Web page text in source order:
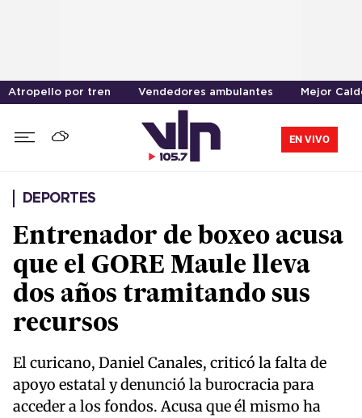
Atropello por tren Vendedores ambulantes Mejor
EN VIVO
DEPORTES
Entrenador de boxeo acusa
que el GORE Maule lleva
dos años tramitando sus
recursos
El curicano, Daniel Canales, criticó la falta de
apoyo estatal y denunció la burocracia para
acceder a los fondos. Acusa que él mismo ha